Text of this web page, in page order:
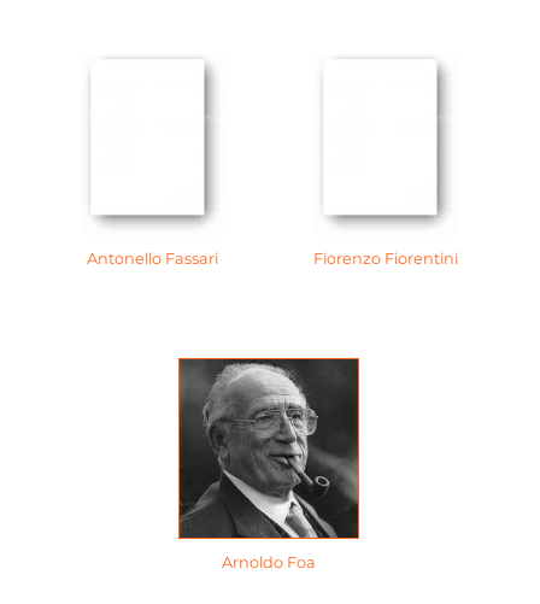
Antonello Fassari Fiorenzo Fiorentini
Arnoldo Foa